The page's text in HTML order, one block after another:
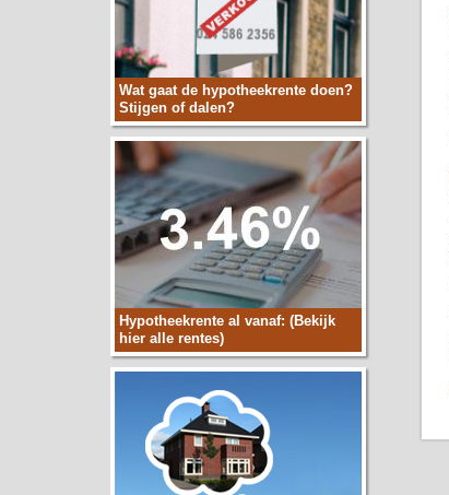
Wat gaat de hypotheekrente doen?
Stijgen of dalen?
Hypotheekrente al vanaf: (Bekijk
hier alle rentes)